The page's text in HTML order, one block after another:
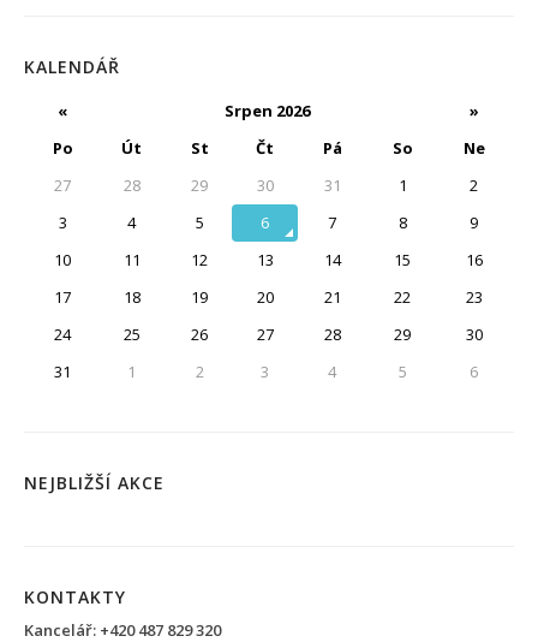
KALENDÁŘ
« Srpen 2026
»
Po
Út St Čt Pá So
Ne
27
28 29 30 31 1
2
3
4 5 6 7 8
9
10
11 12 13 14 15
16
17
18 19 20 21 22
23
24
25 26 27 28 29
30
31
1 2 3 4 5 6
NEJBLIŽŠÍ AKCE
KONTAKTY
Kancelář: +420 487 829 320